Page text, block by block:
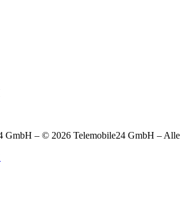
GmbH – © 2026 Telemobile24 GmbH – Alle